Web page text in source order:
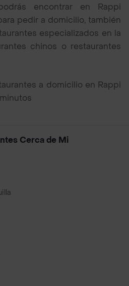
encontrar en Rappi
pedir a domicilio, también
especializados en la
chinos o restaurantes
a domicilio en Rappi
Cerca de Mi